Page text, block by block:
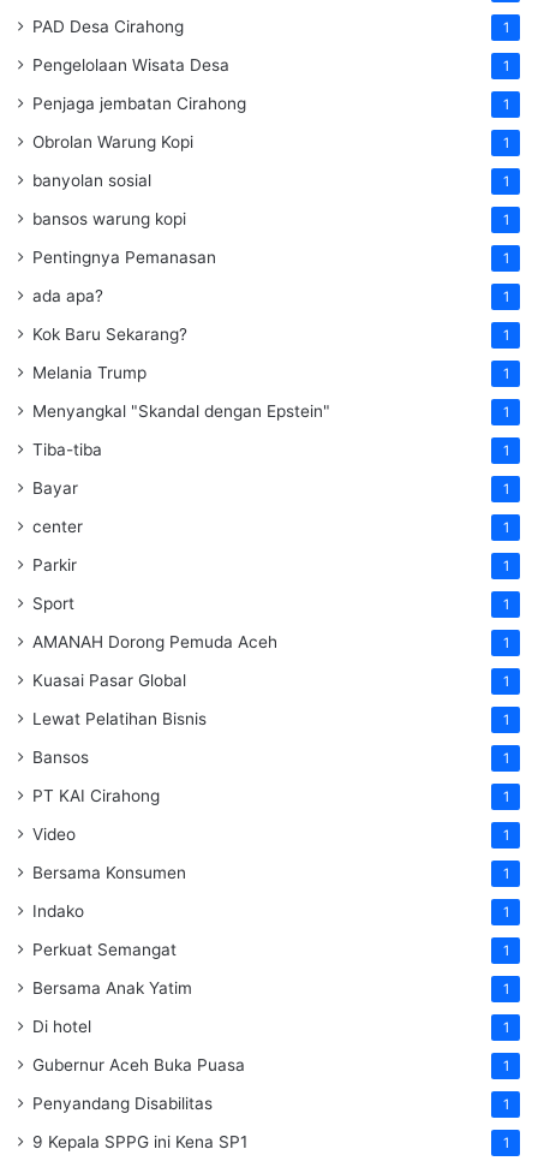
PAD Desa Cirahong 1
Pengelolaan Wisata Desa 1
Penjaga jembatan Cirahong 1
Obrolan Warung Kopi 1
banyolan sosial 1
bansos warung kopi 1
Pentingnya Pemanasan 1
ada apa? 1
Kok Baru Sekarang? 1
Melania Trump 1
Menyangkal "Skandal dengan Epstein" 1
Tiba-tiba 1
Bayar 1
center 1
Parkir 1
Sport 1
AMANAH Dorong Pemuda Aceh 1
Kuasai Pasar Global 1
Lewat Pelatihan Bisnis 1
Bansos 1
PT KAI Cirahong 1
Video 1
Bersama Konsumen 1
Indako 1
Perkuat Semangat 1
Bersama Anak Yatim 1
Di hotel 1
Gubernur Aceh Buka Puasa 1
Penyandang Disabilitas 1
9 Kepala SPPG ini Kena SP1 1